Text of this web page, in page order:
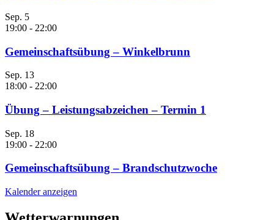
Sep. 5
19:00 - 22:00
Gemeinschaftsübung – Winkelbrunn
Sep. 13
18:00 - 22:00
Übung – Leistungsabzeichen – Termin 1
Sep. 18
19:00 - 22:00
Gemeinschaftsübung – Brandschutzwoche
Kalender anzeigen